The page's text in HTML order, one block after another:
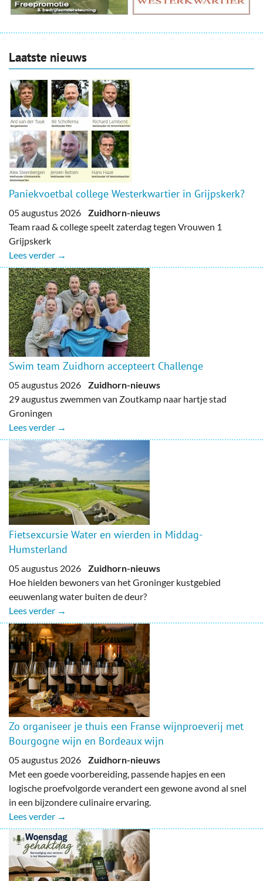
Laatste nieuws
Paniekvoetbal college Westerkwartier in Grijpskerk?
05 augustus 2026 Zuidhorn-nieuws
Team raad & college speelt zaterdag tegen Vrouwen 1
Grijpskerk
Lees verder →
Swim team Zuidhorn accepteert Challenge
05 augustus 2026 Zuidhorn-nieuws
29 augustus zwemmen van Zoutkamp naar hartje stad
Groningen
Lees verder →
Fietsexcursie Water en wierden in Middag-
Humsterland
05 augustus 2026 Zuidhorn-nieuws
Hoe hielden bewoners van het Groninger kustgebied
eeuwenlang water buiten de deur?
Lees verder →
Zo organiseer je thuis een Franse wijnproeverij met
Bourgogne wijn en Bordeaux wijn
05 augustus 2026 Zuidhorn-nieuws
Met een goede voorbereiding, passende hapjes en een
logische proefvolgorde verandert een gewone avond al snel
in een bijzondere culinaire ervaring.
Lees verder →